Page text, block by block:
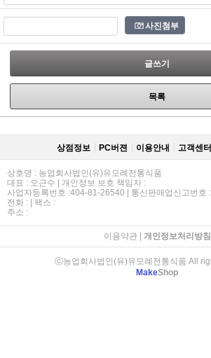
사진첨부
글쓰기
목록
상점정보 PC버젼 이용안내 고객센터
상호명 : 농업회사법인(유)유모례전통식품
대표 : 오근수 | 개인정보 보호 책임자 :
사업자등록번호 :404-81-26540 | 통신판매업신고번호
전화 : | 팩스 :
주소 :
이용약관| 개인정보처리방침
ⓒ농업회사법인(유)유모례전통식품 All
MakeShop